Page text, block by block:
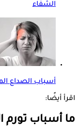
الشفاء
أسباب الصداع
اقرأ أيضًا:
ما أسباب